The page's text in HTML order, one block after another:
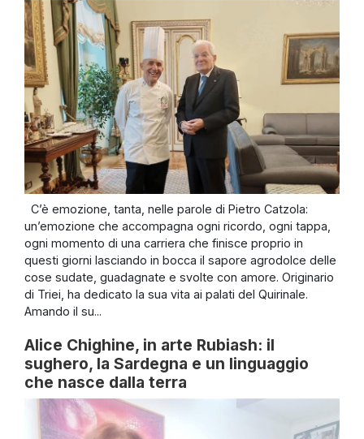
C’è emozione, tanta, nelle parole di Pietro Catzola:
un’emozione che accompagna ogni ricordo, ogni tappa,
ogni momento di una carriera che finisce proprio in
questi giorni lasciando in bocca il sapore agrodolce delle
cose sudate, guadagnate e svolte con amore. Originario
di Triei, ha dedicato la sua vita ai palati del Quirinale.
Amando il su...
Alice Chighine, in arte Rubiash: il
sughero, la Sardegna e un linguaggio
che nasce dalla terra